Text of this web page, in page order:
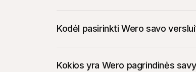
Kodėl pasirinkti Wero savo
Kokios yra Wero pagrindinės